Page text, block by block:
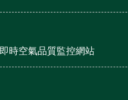
即時空氣品質監控網站